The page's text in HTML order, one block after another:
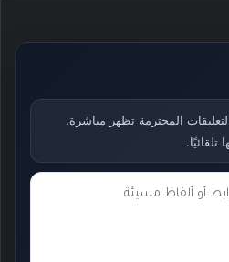
المحترمة تظهر مباشرة،